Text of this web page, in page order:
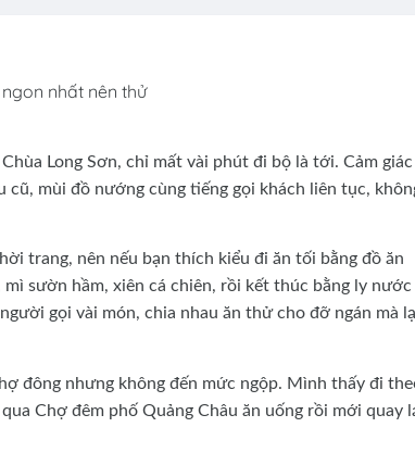
nhất nên thử
Long Sơn, chỉ mất vài phút đi bộ là tới. Cảm giác
cũ, mùi đồ nướng cùng tiếng gọi khách liên tục,
trang, nên nếu bạn thích kiểu đi ăn tối bằng đồ ăn
sườn hầm, xiên cá chiên, rồi kết thúc bằng ly
gọi vài món, chia nhau ăn thử cho đỡ ngán mà
đông nhưng không đến mức ngộp. Mình thấy đi
Chợ đêm phố Quảng Châu ăn uống rồi mới quay